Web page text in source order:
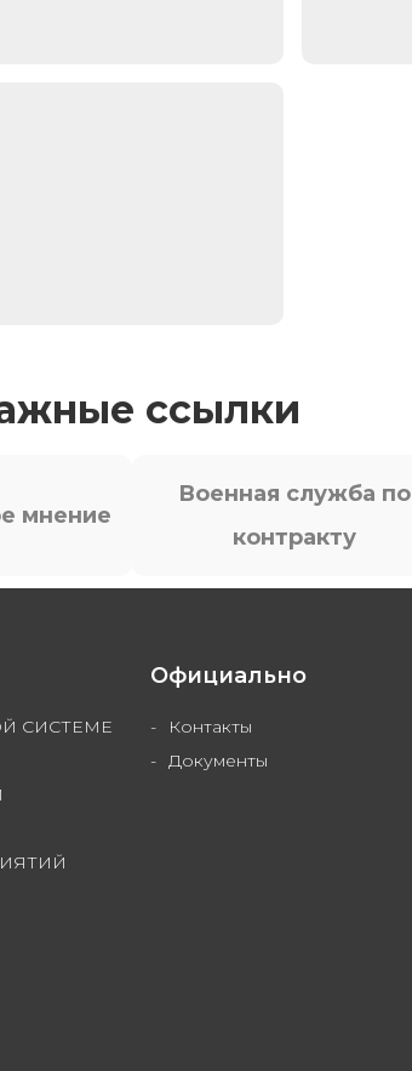
ссылки
мнение
Военная служба по
контракту
СИСТЕМЕ
Официально
Контакты
Документы